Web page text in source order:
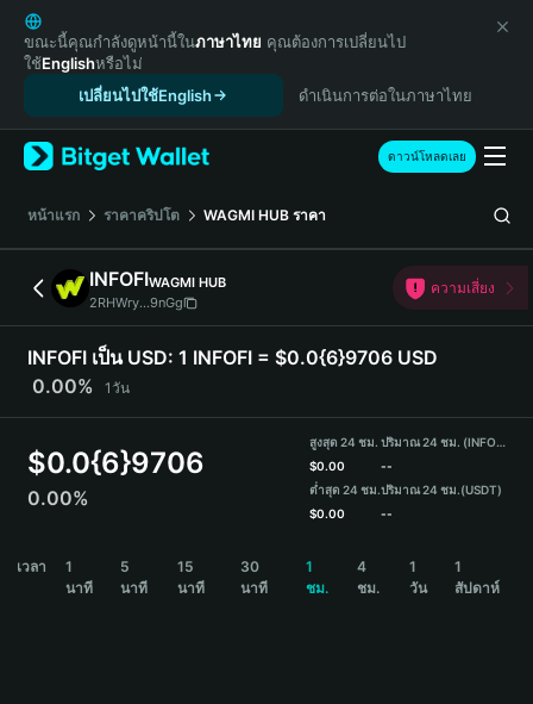
English
日本語
Tiếng Việt
Español (Latinoamérica)
Türkçe
Français
Deutsch
繁體中文
Português (Portugal)
Bahasa Indonesia
ภาษาไทย
हिन्दी
Español
Português (Brasil)
ขณะนี้คุณกำลังดูหน้านี้ในภาษาไทย คุณต้องการเปลี่ยนไป
ใช้Englishหรือไม่
เปลี่ยนไปใช้English
ดำเนินการต่อในภาษาไทย
ดาวน์โหลดเลย
หน้าแรก ราคาคริปโต WAGMI HUB ราคา
INFOFIWAGMI HUB
2RHWry...9nGg
ความเสี่ยง
INFOFI เป็น USD: 1 INFOFI = $0.0{6}9706 USD
0.00%
1วัน
$0.0{6}9706
0.00%
สูงสุด 24 ชม.
$0.00
ต่ำสุด 24 ชม.
$0.00
ปริมาณ 24 ชม. (INFOFI)
--
ปริมาณ 24 ชม.(USDT)
--
เวลา
1
นาที
5
นาที
15
นาที
30
นาที
1
ชม.
4
ชม.
1
วัน
1
สัปดาห์